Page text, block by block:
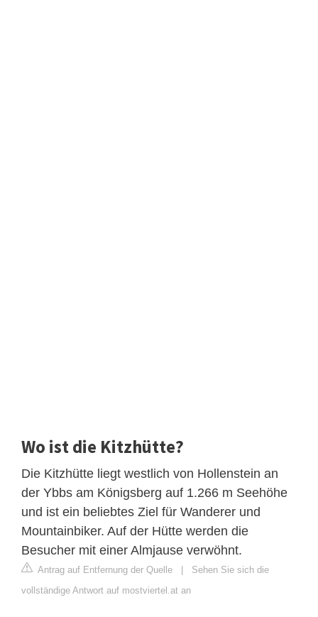
Wo ist die Kitzhütte?
Die Kitzhütte liegt westlich von Hollenstein an
der Ybbs am Königsberg auf 1.266 m Seehöhe
und ist ein beliebtes Ziel für Wanderer und
Mountainbiker. Auf der Hütte werden die
Besucher mit einer Almjause verwöhnt.
Antrag auf Entfernung der Quelle | Sehen Sie sich die
vollständige Antwort auf mostviertel.at an